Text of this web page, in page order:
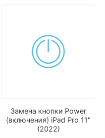
Замена кнопки Power
(включения) iPad Pro 11"
(2022)